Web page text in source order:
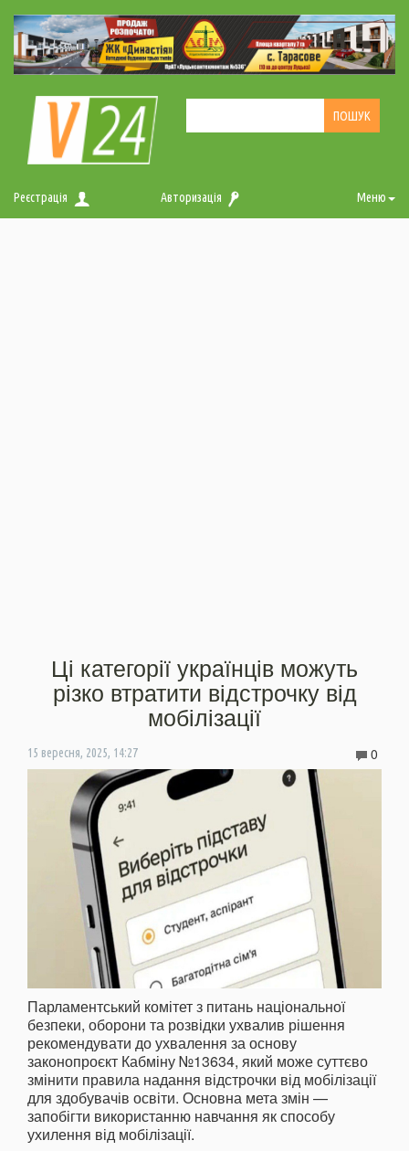
Реєстрація Авторизація Меню
Ці категорії українців можуть
різко втратити відстрочку від
мобілізації
15 вересня, 2025, 14:27 0
Парламентський комітет з питань національної
безпеки, оборони та розвідки ухвалив рішення
рекомендувати до ухвалення за основу
законопроєкт Кабміну №13634, який може суттєво
змінити правила надання відстрочки від мобілізації
для здобувачів освіти. Основна мета змін —
запобігти використанню навчання як способу
ухилення від мобілізації.